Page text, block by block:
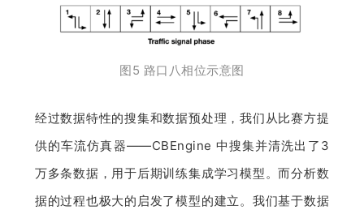
图5 路口八相位示意图
经过数据特性的搜集和数据预处理，我们从比赛方提
供的车流仿真器——CBEngine 中搜集并清洗出了3
万多条数据，用于后期训练集成学习模型。而分析数
据的过程也极大的启发了模型的建立。我们基于数据